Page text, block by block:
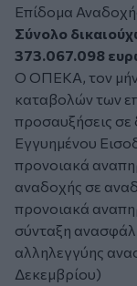
Επίδομα
Σύνολο
373.067.098
Ο ΟΠΕΚΑ, τον
καταβολών των
προσαυξήσεις σε
Εγγυημένου
προνοιακά
αναδοχής σε
προνοιακά
σύνταξη
αλληλεγγύης
Δεκεμβρίου)